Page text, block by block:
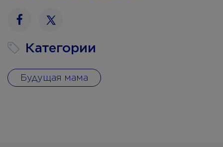
FacebookTwitter
Категории
Будущая мама